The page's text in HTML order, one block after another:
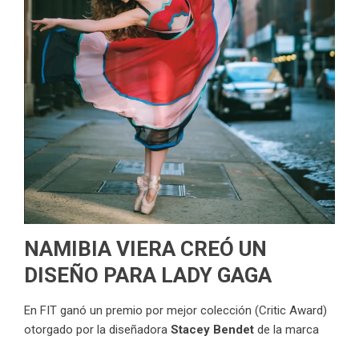
NAMIBIA VIERA CREÓ UN
DISEÑO PARA LADY GAGA
En FIT ganó un premio por mejor colección (Critic Award)
otorgado por la diseñadora Stacey Bendet de la marca